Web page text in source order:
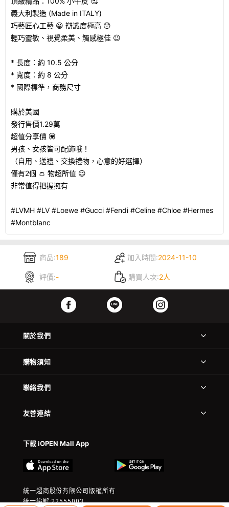
義大利製造 (Made in ITALY)
巧藝匠心工藝 😀 辯識度極高 😯
輕巧靈敏、視覺柔美、觸感極佳 😉
* 長度：約 10.5 公分
* 寬度：約 8 公分
* 國際標準，商務尺寸
購於美國
發行售價1.29萬
超值分享價 💟
男孩、女孩皆可配飾哦！
（自用、送禮、交換禮物，心意的好選擇）
僅有2個 👛 物超所值 😉
非常值得把握擁有
#LVMH #LV #Loewe #Gucci #Fendi #Celine #Chloe #Hermes
#Montblanc
商品:189 加入時間:2024-11-10
評價:- 購買人次:2人
關於我們
購物須知
聯絡我們
友善連結
下載 iOPEN Mall App
統一超商股份有限公司版權所有
統一編號:22555003